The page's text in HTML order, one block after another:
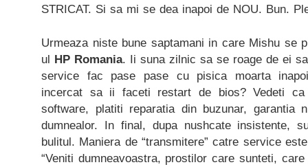
STRICAT. Si sa mi se dea inapoi de NOU. Bun.
Urmeaza niste bune saptamani in care Mishu se
ul HP Romania. Ii suna zilnic sa se roage de ei
service fac pase pase cu pisica moarta
incercat sa ii faceti restart de bios? Vedeti
software, platiti reparatia din buzunar, garantia
dumnealor. In final, dupa nushcate insistente,
bulitul. Maniera de “transmitere” catre service
“Veniti dumneavoastra, prostilor care sunteti,